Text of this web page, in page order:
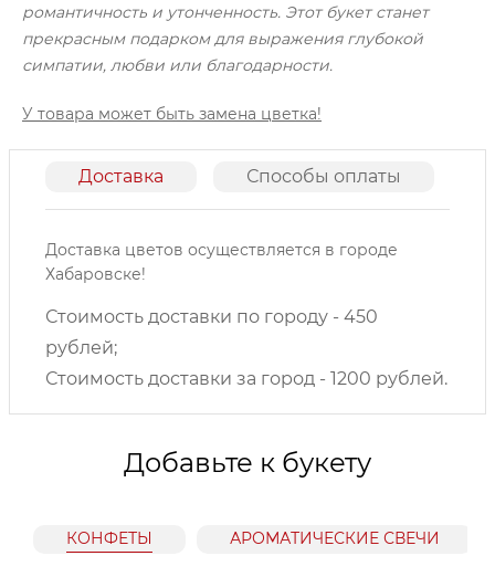
романтичность и утонченность. Этот букет станет
прекрасным подарком для выражения глубокой
симпатии, любви или благодарности.
У товара может быть замена цветка!
Доставка Способы оплаты
Доставка цветов осуществляется в городе
Хабаровске!
Стоимость доставки по городу - 450
рублей;
Стоимость доставки за город - 1200 рублей.
Добавьте к букету
КОНФЕТЫ АРОМАТИЧЕСКИЕ СВЕЧИ